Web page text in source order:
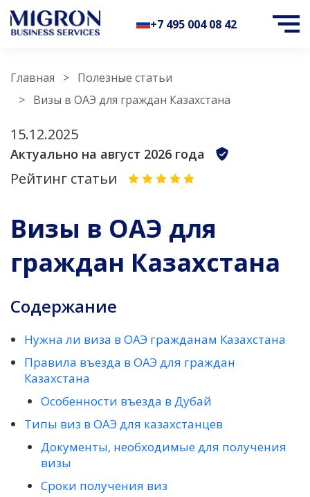
+7 495 004 08 42
Главная
Полезные статьи
Визы в ОАЭ для граждан Казахстана
15.12.2025
Актуально на август 2026 года
Рейтинг статьи
Визы в ОАЭ для
граждан Казахстана
Содержание
Нужна ли виза в ОАЭ гражданам Казахстана
Правила въезда в ОАЭ для граждан
Казахстана
Особенности въезда в Дубай
Типы виз в ОАЭ для казахстанцев
Документы, необходимые для получения
визы
Сроки получения виз